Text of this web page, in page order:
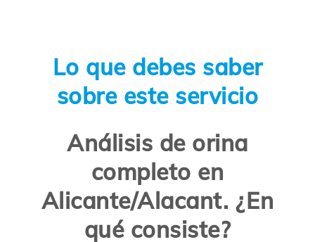
Lo que debes saber
sobre este servicio
Análisis de orina
completo en
Alicante/Alacant. ¿En
qué consiste?